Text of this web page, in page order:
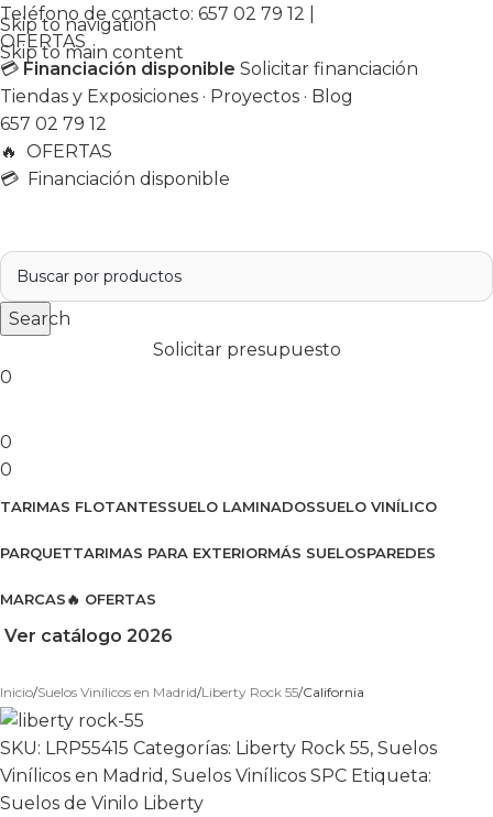
Skip to navigation
Skip to main content
Teléfono de contacto: 657 02 79 12
OFERTAS
💳 Financiación disponible Solicitar financiación
Tiendas y Exposiciones · Proyectos · Blog
657 02 79 12
🔥 OFERTAS
💳 Financiación disponible
Search
Solicitar presupuesto
0
0
0
TARIMAS FLOTANTESSUELO LAMINADOSSUELO VINÍLICO
PARQUETTARIMAS PARA EXTERIORMÁS SUELOSPAREDES
MARCAS🔥 OFERTAS
Ver catálogo 2026
Inicio Suelos Vinílicos en Madrid Liberty Rock 55 California
SKU: LRP55415 Categorías: Liberty Rock 55, Suelos
Vinílicos en Madrid , Suelos Vinílicos SPC Etiqueta:
Suelos de Vinilo Liberty